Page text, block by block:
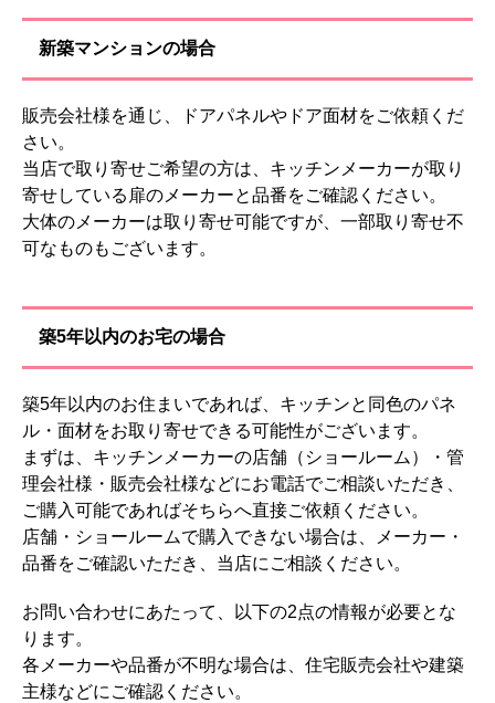
新築マンションの場合
販売会社様を通じ、ドアパネルやドア面材をご依頼くだ
さい。
当店で取り寄せご希望の方は、キッチンメーカーが取り
寄せしている扉のメーカーと品番をご確認ください。
大体のメーカーは取り寄せ可能ですが、一部取り寄せ不
可なものもございます。
築5年以内のお宅の場合
築5年以内のお住まいであれば、キッチンと同色のパネ
ル・面材をお取り寄せできる可能性がございます。
まずは、キッチンメーカーの店舗（ショールーム）・管
理会社様・販売会社様などにお電話でご相談いただき、
ご購入可能であればそちらへ直接ご依頼ください。
店舗・ショールームで購入できない場合は、メーカー・
品番をご確認いただき、当店にご相談ください。
お問い合わせにあたって、以下の2点の情報が必要とな
ります。
各メーカーや品番が不明な場合は、住宅販売会社や建築
主様などにご確認ください。